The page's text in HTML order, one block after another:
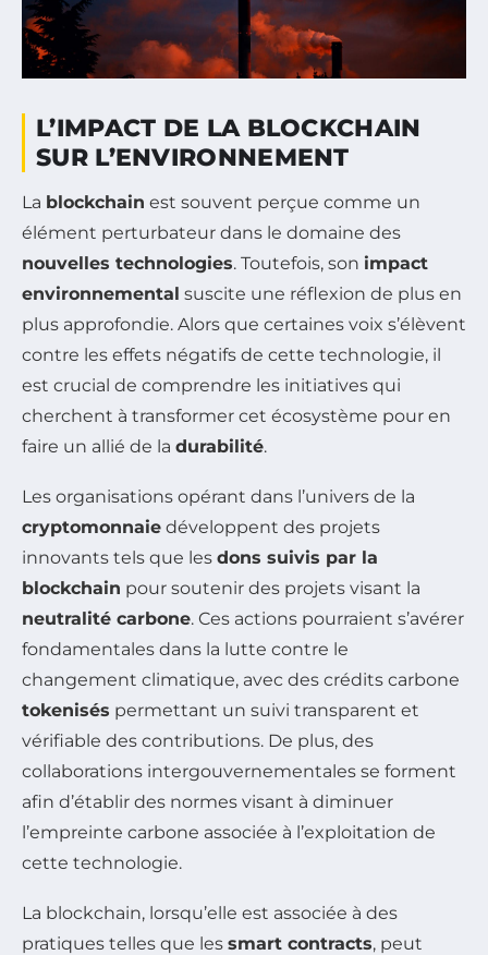
L’IMPACT DE LA BLOCKCHAIN
SUR L’ENVIRONNEMENT
La blockchain est souvent perçue comme un
élément perturbateur dans le domaine des
nouvelles technologies. Toutefois, son impact
environnemental suscite une réflexion de plus en
plus approfondie. Alors que certaines voix s’élèvent
contre les effets négatifs de cette technologie, il
est crucial de comprendre les initiatives qui
cherchent à transformer cet écosystème pour en
faire un allié de la durabilité.
Les organisations opérant dans l’univers de la
cryptomonnaie développent des projets
innovants tels que les dons suivis par la
blockchain pour soutenir des projets visant la
neutralité carbone. Ces actions pourraient s’avérer
fondamentales dans la lutte contre le
changement climatique, avec des crédits carbone
tokenisés permettant un suivi transparent et
vérifiable des contributions. De plus, des
collaborations intergouvernementales se forment
afin d’établir des normes visant à diminuer
l’empreinte carbone associée à l’exploitation de
cette technologie.
La blockchain, lorsqu’elle est associée à des
pratiques telles que les smart contracts, peut